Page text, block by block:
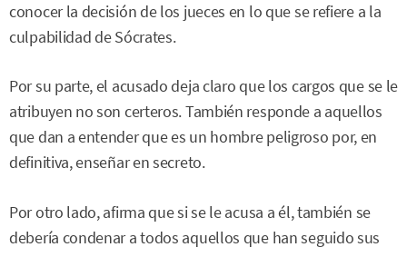
conocer la decisión de los jueces en lo que se refiere a la
culpabilidad de Sócrates.
Por su parte, el acusado deja claro que los cargos que se le
atribuyen no son certeros. También responde a aquellos
que dan a entender que es un hombre peligroso por, en
definitiva, enseñar en secreto.
Por otro lado, afirma que si se le acusa a él, también se
debería condenar a todos aquellos que han seguido sus